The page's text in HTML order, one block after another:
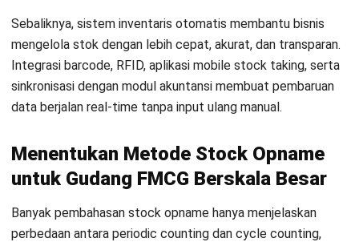
Jessica Wijaya
Senior Content Writer
bidang inventory dan warehouse management.
Keahliannya mencakup penulisan artikel manajemen stok
dan persediaan, perencanaan kebutuhan, multi-
untuk pengelolaan barang.